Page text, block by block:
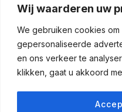
Wij waarderen uw
We gebruiken cookies
gepersonaliseerde
en ons verkeer te
klikken, gaat u akkoord
Privacyverklaring
Copyright
LID VAN